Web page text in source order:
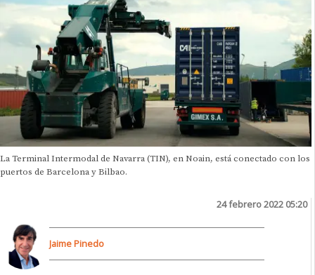
La Terminal Intermodal de Navarra (TIN), en Noain, está conectado con los
puertos de Barcelona y Bilbao.
24 febrero 2022 05:20
Jaime Pinedo